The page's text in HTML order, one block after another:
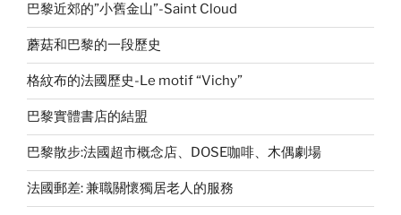
巴黎近郊的”小舊金山”-Saint Cloud
蘑菇和巴黎的一段歷史
格紋布的法國歷史-Le motif “Vichy”
巴黎實體書店的結盟
巴黎散步:法國超市概念店、DOSE咖啡、木偶劇場
法國郵差: 兼職關懷獨居老人的服務